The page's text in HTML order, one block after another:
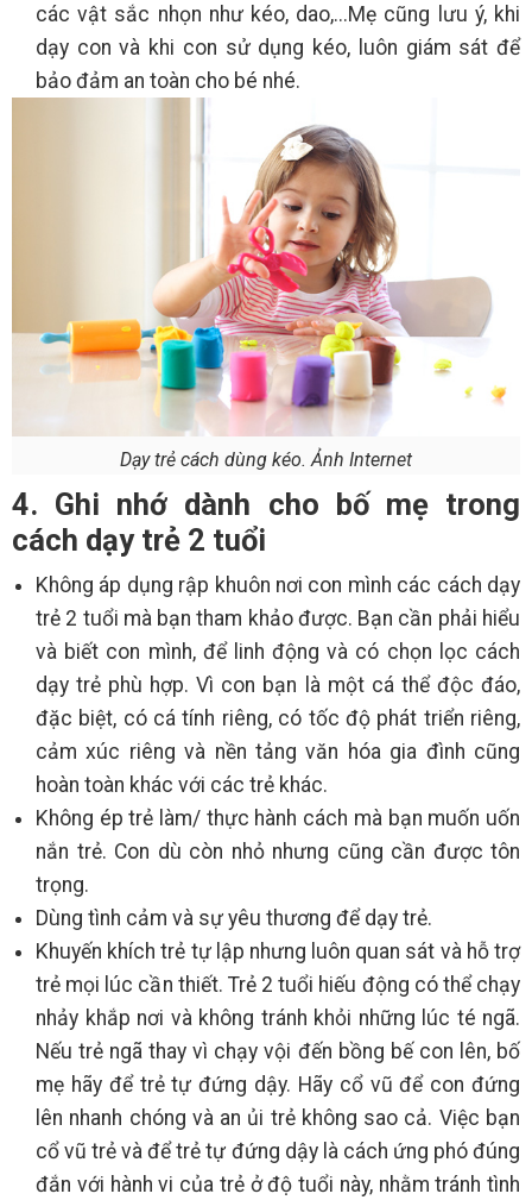
các vật sắc nhọn như kéo, dao,...Mẹ cũng lưu ý, khi
dạy con và khi con sử dụng kéo, luôn giám sát để
bảo đảm an toàn cho bé nhé.
Dạy trẻ cách dùng kéo. Ảnh Internet
4. Ghi nhớ dành cho bố mẹ trong
cách dạy trẻ 2 tuổi
Không áp dụng rập khuôn nơi con mình các cách dạy
trẻ 2 tuổi mà bạn tham khảo được. Bạn cần phải hiểu
và biết con mình, để linh động và có chọn lọc cách
dạy trẻ phù hợp. Vì con bạn là một cá thể độc đáo,
đặc biệt, có cá tính riêng, có tốc độ phát triển riêng,
cảm xúc riêng và nền tảng văn hóa gia đình cũng
hoàn toàn khác với các trẻ khác.
Không ép trẻ làm/ thực hành cách mà bạn muốn uốn
nắn trẻ. Con dù còn nhỏ nhưng cũng cần được tôn
trọng.
Dùng tình cảm và sự yêu thương để dạy trẻ.
Khuyến khích trẻ tự lập nhưng luôn quan sát và hỗ trợ
trẻ mọi lúc cần thiết. Trẻ 2 tuổi hiếu động có thể chạy
nhảy khắp nơi và không tránh khỏi những lúc té ngã.
Nếu trẻ ngã thay vì chạy vội đến bồng bế con lên, bố
mẹ hãy để trẻ tự đứng dậy. Hãy cổ vũ để con đứng
lên nhanh chóng và an ủi trẻ không sao cả. Việc bạn
cổ vũ trẻ và để trẻ tự đứng dậy là cách ứng phó đúng
đắn với hành vi của trẻ ở độ tuổi này, nhằm tránh tình